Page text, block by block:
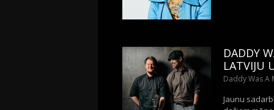
DADDY
LATVIJU
Daddy Was A
Jaunu